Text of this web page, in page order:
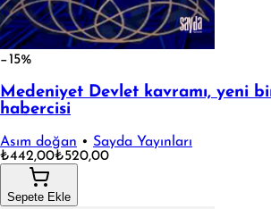
−15%
Medeniyet Devlet kavramı, yeni
habercisi
Asım doğan • Sayda Yayınları
₺442,00₺520,00
Sepete Ekle